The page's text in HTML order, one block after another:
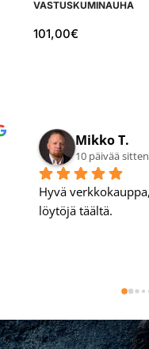
VASTUSKUMINAUHA
101,00€
Juha N.
13 päivää sitten
Laatu kamaa 💪